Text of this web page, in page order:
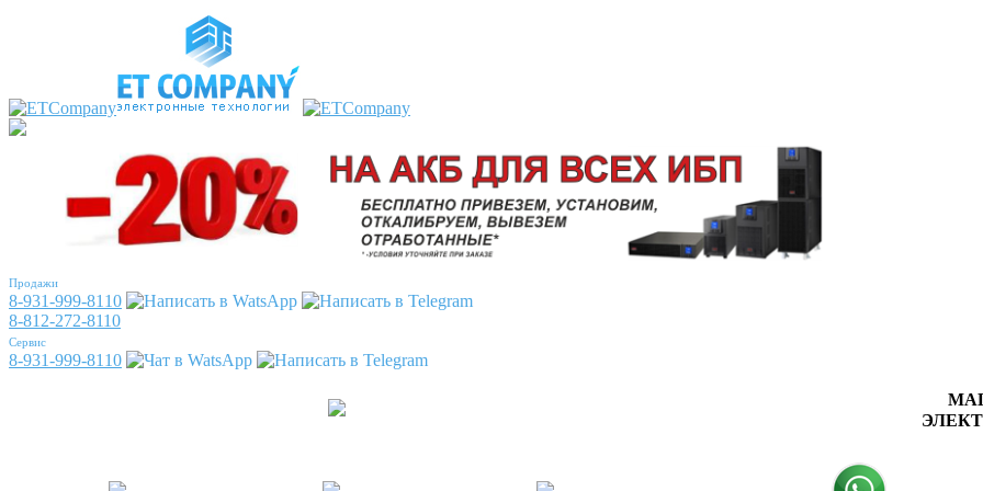
Продажи
8-931-999-8110
8-812-272-8110
Сервис
8-931-999-8110